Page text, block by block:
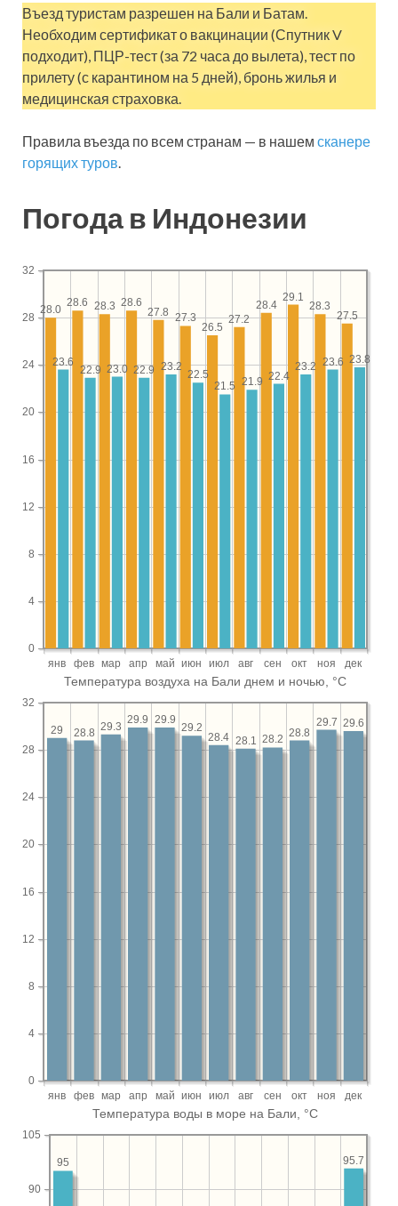
Въезд туристам разрешен на Бали и Батам.
Необходим сертификат о вакцинации (Спутник V
подходит), ПЦР-тест (за 72 часа до вылета), тест по
прилету (с карантином на 5 дней), бронь жилья и
медицинская страховка.
Правила въезда по всем странам — в нашем сканере
горящих туров.
Погода в Индонезии